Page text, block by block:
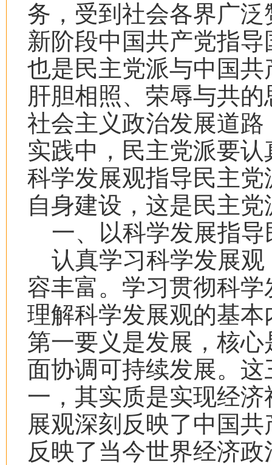
务，受到社会各界广
新阶段中国共产党指
也是民主党派与中国
肝胆相照、荣辱与共
社会主义政治发展道
实践中，民主党派要
科学发展观指导民主
自身建设，这是民主
一、以科学发展指
认真学习科学发展
容丰富。学习贯彻科
理解科学发展观的基
第一要义是发展，核
面协调可持续发展。
一，其实质是实现经
展观深刻反映了中国
反映了当今世界经济